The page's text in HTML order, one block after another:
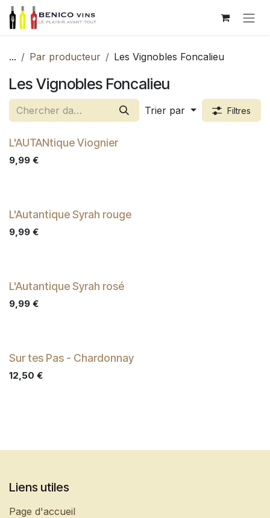
Se rendre au contenu
... Par producteur Les Vignobles Foncalieu
Les Vignobles Foncalieu
Trier par Filtres
L'AUTANtique Viognier
9,99 €
L'Autantique Syrah rouge
9,99 €
L'Autantique Syrah rosé
9,99 €
Sur tes Pas - Chardonnay
12,50 €
Liens utiles
Page d'accueil